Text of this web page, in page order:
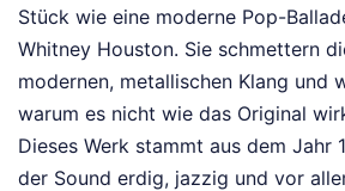
Stück wie eine moderne Pop-
Whitney Houston. Sie schmettern
modernen, metallischen Klang und
warum es nicht wie das Original
Dieses Werk stammt aus dem Jahr
der Sound erdig, jazzig und vor